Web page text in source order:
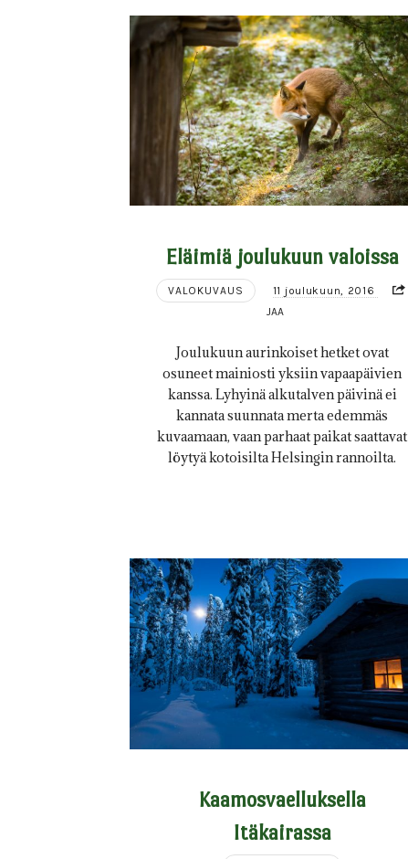
Eläimiä joulukuun valoissa
VALOKUVAUS
11 joulukuun, 2016
JAA
Joulukuun aurinkoiset hetket ovat
osuneet mainiosti yksiin vapaapäivien
kanssa. Lyhyinä alkutalven päivinä ei
kannata suunnata merta edemmäs
kuvaamaan, vaan parhaat paikat saattavat
löytyä kotoisilta Helsingin rannoilta.
Kaamosvaelluksella
Itäkairassa